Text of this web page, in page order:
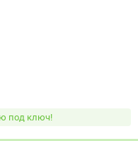
под ключ!